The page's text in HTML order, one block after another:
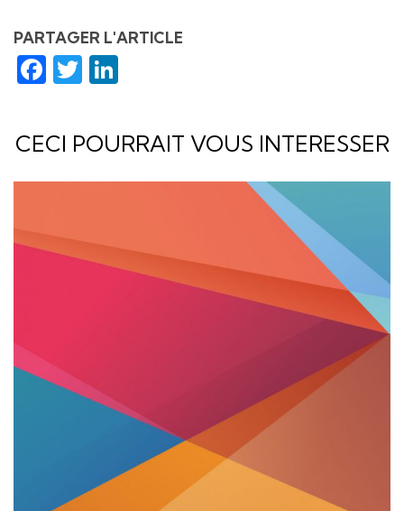
PARTAGER L'ARTICLE
Facebook
Twitter
CECI POURRAIT VOUS INTERESSER